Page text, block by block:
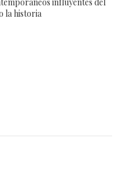
la historia